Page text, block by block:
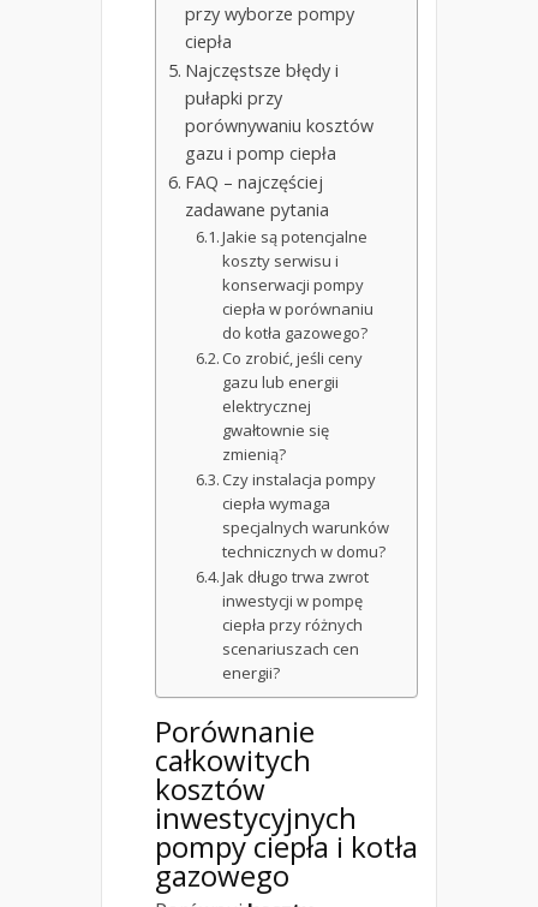
przy wyborze pompy
ciepła
Najczęstsze błędy i
pułapki przy
porównywaniu kosztów
gazu i pomp ciepła
FAQ – najczęściej
zadawane pytania
Jakie są potencjalne
koszty serwisu i
konserwacji pompy
ciepła w porównaniu
do kotła gazowego?
Co zrobić, jeśli ceny
gazu lub energii
elektrycznej
gwałtownie się
zmienią?
Czy instalacja pompy
ciepła wymaga
specjalnych warunków
technicznych w domu?
Jak długo trwa zwrot
inwestycji w pompę
ciepła przy różnych
scenariuszach cen
energii?
Porównanie
całkowitych
kosztów
inwestycyjnych
pompy ciepła i kotła
gazowego